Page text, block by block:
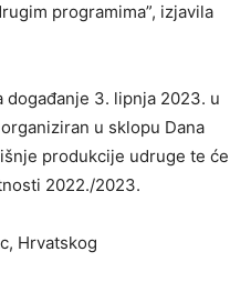
programima”, izjavila
3. lipnja 2023. u
u sklopu Dana
produkcije udruge te će
2022./2023.
Hrvatskog